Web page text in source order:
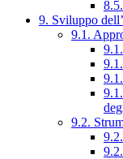
9. Sviluppo
9.1.
9.2.